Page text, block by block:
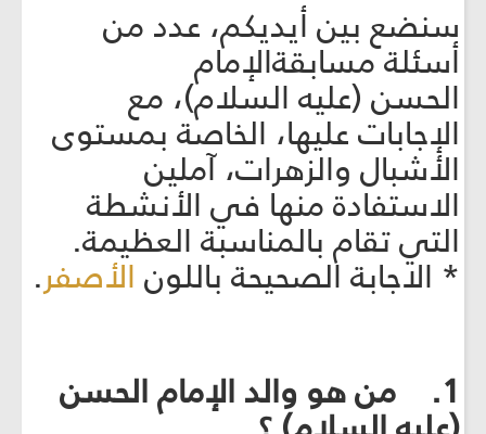
سنضع بين أيديكم، عدد من
أسئلة مسابقةالإمام
الحسن (عليه السلام)، مع
الإجابات عليها، الخاصة بمستوى
الأشبال والزهرات، آملين
الاستفادة منها في الأنشطة
التي تقام بالمناسبة العظيمة.
* الاجابة الصحيحة باللون الأصفر.
1. من هو والد الإمام الحسن